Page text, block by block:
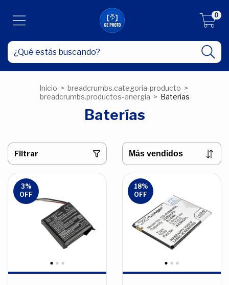
0
Inicio > breadcrumbs.categoria-producto >
breadcrumbs.productos-energia > Baterías
Baterías
Filtrar
3%
OFF
18%
OFF